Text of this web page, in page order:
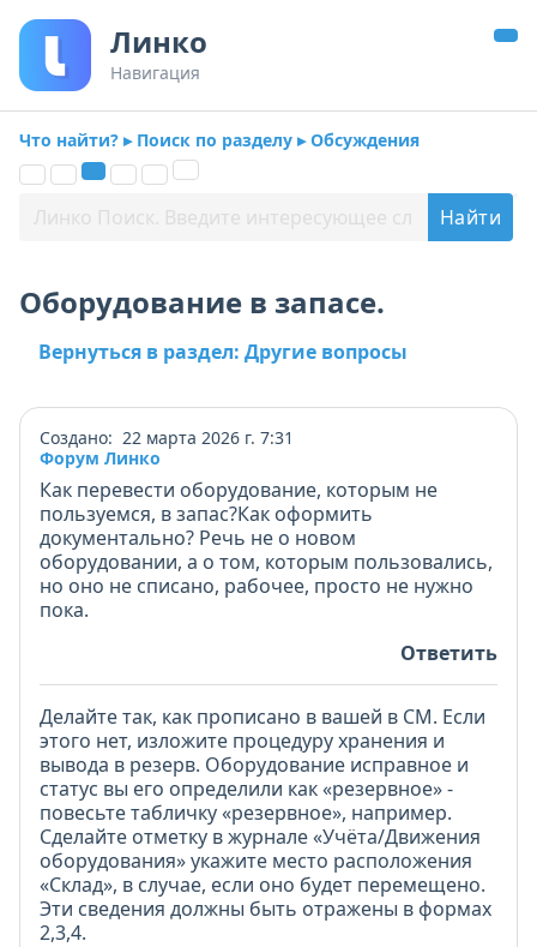
Линко
Навигация
Что найти? ▸ Поиск по разделу ▸ Обсуждения
Оборудование в запасе.
Вернуться в раздел: Другие вопросы
Создано: 22 марта 2026 г. 7:31
Форум Линко
Как перевести оборудование, которым не
пользуемся, в запас?Как оформить
документально? Речь не о новом
оборудовании, а о том, которым пользовались,
но оно не списано, рабочее, просто не нужно
пока.
Ответить
Делайте так, как прописано в вашей в СМ. Если
этого нет, изложите процедуру хранения и
вывода в резерв. Оборудование исправное и
статус вы его определили как «резервное» -
повесьте табличку «резервное», например.
Сделайте отметку в журнале «Учёта/Движения
оборудования» укажите место расположения
«Склад», в случае, если оно будет перемещено.
Эти сведения должны быть отражены в формах
2,3,4.